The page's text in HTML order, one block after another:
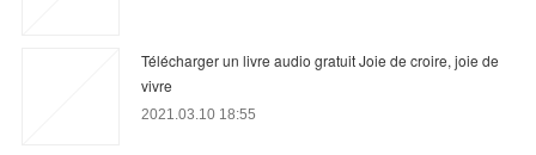
Télécharger un livre audio gratuit Joie de croire, joie de
vivre
2021.03.10 18:55